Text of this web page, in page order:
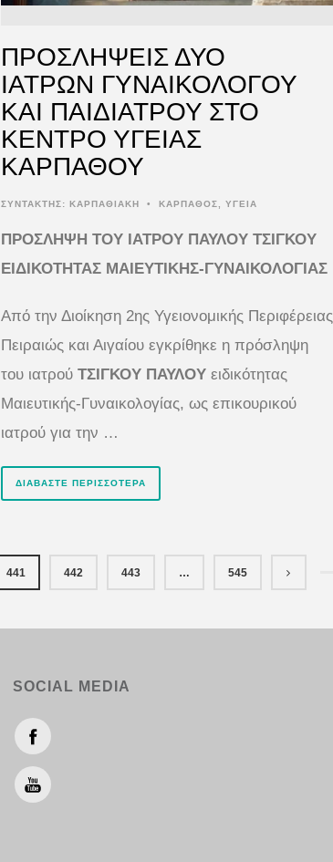
ΠΡΟΣΛΗΨΕΙΣ ΔΥΟ
ΙΑΤΡΩΝ ΓΥΝΑΙΚΟΛΟΓΟΥ
ΚΑΙ ΠΑΙΔΙΑΤΡΟΥ ΣΤΟ
ΚΕΝΤΡΟ ΥΓΕΙΑΣ
ΚΑΡΠΑΘΟΥ
ΣΥΝΤΆΚΤΗΣ: ΚΑΡΠΑΘΙΑΚΗ • ΚΑΡΠΑΘΟΣ ΥΓΕΙΑ
ΠΡΟΣΛΗΨΗ ΤΟΥ ΙΑΤΡΟΥ ΠΑΥΛΟΥ ΤΣΙΓΚΟΥ
ΕΙΔΙΚΟΤΗΤΑΣ ΜΑΙΕΥΤΙΚΗΣ-ΓΥΝΑΙΚΟΛΟΓΙΑΣ
Από την Διοίκηση 2ης Υγειονομικής Περιφέρειας
Πειραιώς και Αιγαίου εγκρίθηκε η πρόσληψη
του ιατρού ΤΣΙΓΚΟΥ ΠΑΥΛΟΥειδικότητας
Μαιευτικής-Γυναικολογίας, ως επικουρικού
ιατρού για την …
ΔΙΑΒΆΣΤΕ ΠΕΡΙΣΣΌΤΕΡΑ
441 442 443 … 545
SOCIAL MEDIA